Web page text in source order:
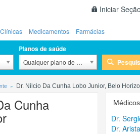
Iniciar Seção
Clínicas Medicamentos Farmácias
Planos de saúde
Qualquer plano de saúde
Dr. Nilcio Da Cunha Lobo Junior, Belo
Cunha
Dr.
Dr.